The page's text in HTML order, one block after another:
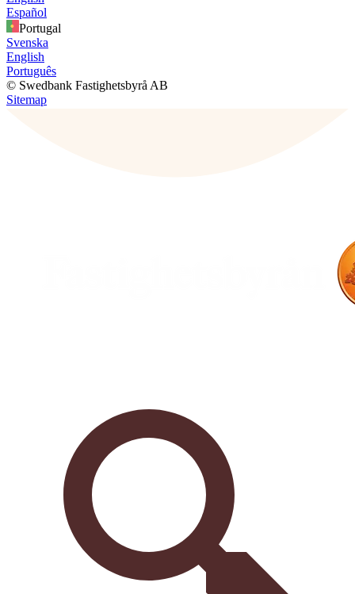
Español
Portugal
Svenska
English
Português
© Swedbank Fastighetsbyrå AB
Sitemap